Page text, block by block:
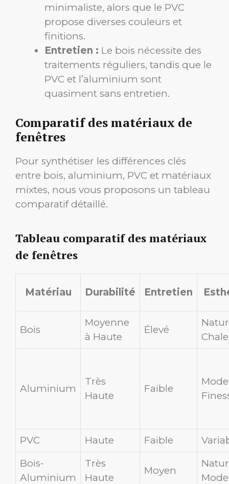
minimaliste, alors que le PVC
propose diverses couleurs et
finitions.
Entretien : Le bois nécessite des
traitements réguliers, tandis que le
PVC et l’aluminium sont
quasiment sans entretien.
Comparatif des matériaux de
fenêtres
Pour synthétiser les différences clés
entre bois, aluminium, PVC et matériaux
mixtes, nous vous proposons un tableau
comparatif détaillé.
Tableau comparatif des matériaux
de fenêtres
Matériau Durabilité Entretien
Bois
Moyenne
à Haute
Élevé
Aluminium
Très
Haute
Faible
PVC Haute Faible
Bois-
Aluminium
Très
Haute
Moyen